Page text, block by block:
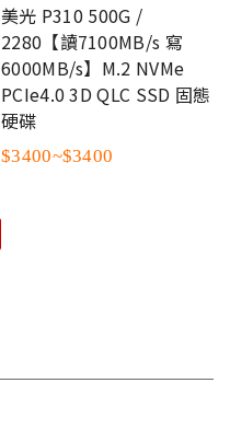
美光 P310 500G /
2280【讀7100MB/s 寫
6000MB/s】M.2 NVMe
PCIe4.0 3D QLC SSD 固態
硬碟
$3400~$3400